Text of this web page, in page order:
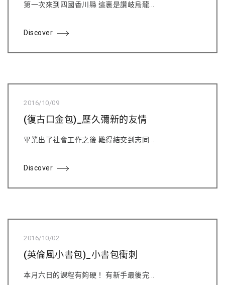
第一次來到四國香川縣 這裏是讚岐烏龍...
Discover
2016/10/09
(復古口金包)_歷久彌新的友情
畢業出了社會工作之後 難得結交到志同...
Discover
2016/10/02
(英倫風小書包)_小書包衝刺
本月六日的課程有夠硬！ 有新手最後完...